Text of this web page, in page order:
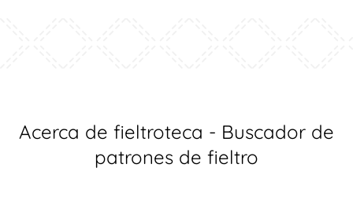
Acerca de fieltroteca - Buscador de
patrones de fieltro